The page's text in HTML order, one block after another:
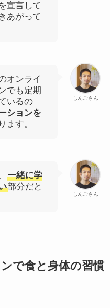
宣言して
あがって
しんごさん
オンライ
でも定期
いるの
ションを
ます。
しんごさん
一緒に学
部分だと
で食と身体の習慣